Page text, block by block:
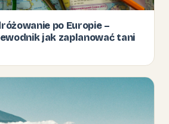
po Europie –
jak zaplanować tani